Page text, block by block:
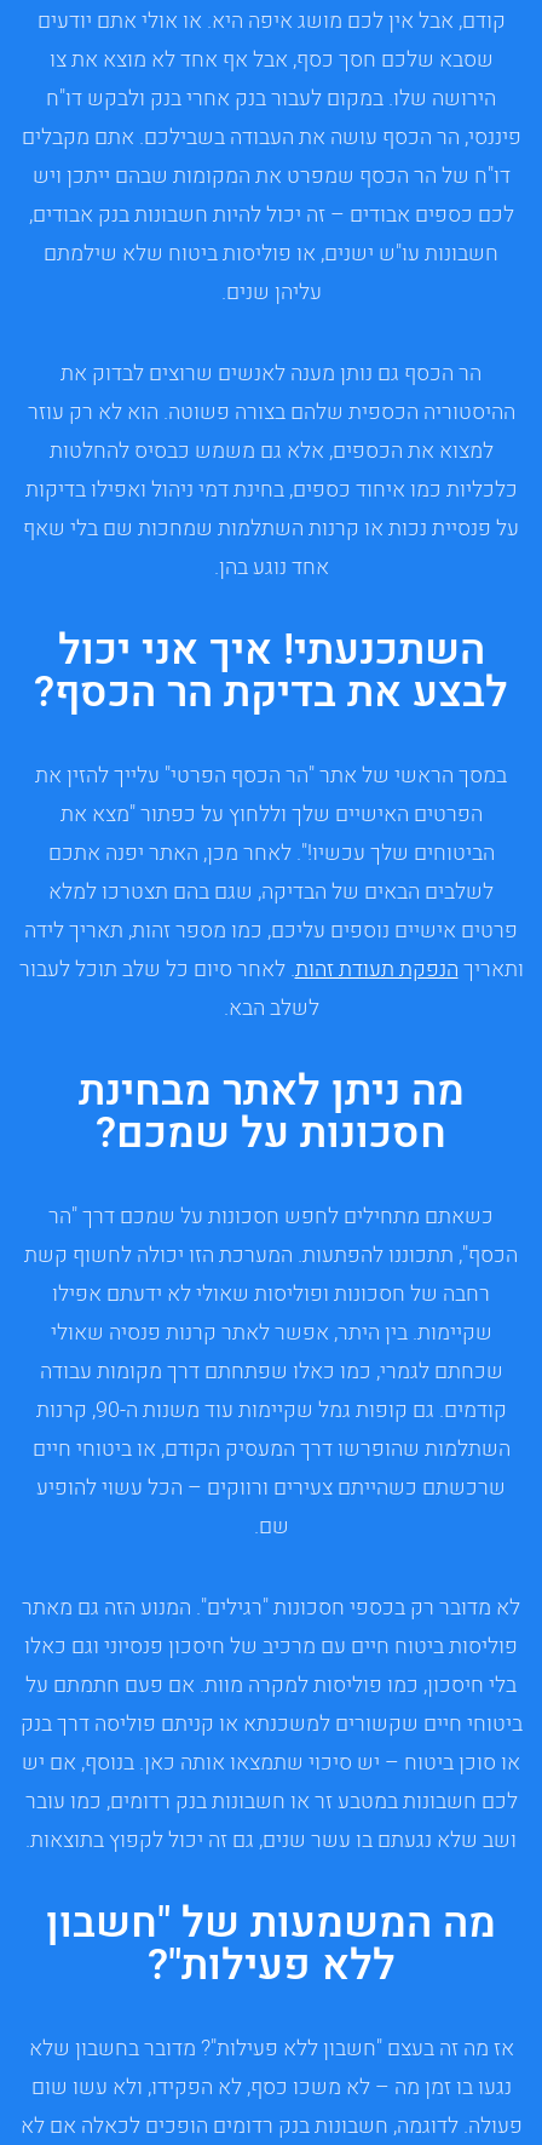
קודם, אבל אין לכם מושג איפה היא. או אולי אתם יודעים
שסבא שלכם חסך כסף, אבל אף אחד לא מוצא את צו
הירושה שלו. במקום לעבור בנק אחרי בנק ולבקש דו"ח
פיננסי, הר הכסף עושה את העבודה בשבילכם. אתם מקבלים
דו"ח של הר הכסף שמפרט את המקומות שבהם ייתכן ויש
לכם כספים אבודים – זה יכול להיות חשבונות בנק אבודים,
חשבונות עו"ש ישנים, או פוליסות ביטוח שלא שילמתם
עליהן שנים.
הר הכסף גם נותן מענה לאנשים שרוצים לבדוק את
ההיסטוריה הכספית שלהם בצורה פשוטה. הוא לא רק עוזר
למצוא את הכספים, אלא גם משמש כבסיס להחלטות
כלכליות כמו איחוד כספים, בחינת דמי ניהול ואפילו בדיקות
על פנסיית נכות או קרנות השתלמות שמחכות שם בלי שאף
אחד נוגע בהן.
השתכנעתי! איך אני יכול
לבצע את בדיקת הר הכסף?
במסך הראשי של אתר "הר הכסף הפרטי" עלייך להזין את
הפרטים האישיים שלך וללחוץ על כפתור "מצא את
הביטוחים שלך עכשיו!". לאחר מכן, האתר יפנה אתכם
לשלבים הבאים של הבדיקה, שגם בהם תצטרכו למלא
פרטים אישיים נוספים עליכם, כמו מספר זהות, תאריך לידה
ותאריךהנפקת תעודת זהות. לאחר סיום כל שלב תוכל לעבור
לשלב הבא.
מה ניתן לאתר מבחינת
חסכונות על שמכם?
כשאתם מתחילים לחפש חסכונות על שמכם דרך "הר
הכסף", תתכוננו להפתעות. המערכת הזו יכולה לחשוף קשת
רחבה של חסכונות ופוליסות שאולי לא ידעתם אפילו
שקיימות. בין היתר, אפשר לאתר קרנות פנסיה שאולי
שכחתם לגמרי, כמו כאלו שפתחתם דרך מקומות עבודה
קודמים. גם קופות גמל שקיימות עוד משנות ה-90, קרנות
השתלמות שהופרשו דרך המעסיק הקודם, או ביטוחי חיים
שרכשתם כשהייתם צעירים ורווקים – הכל עשוי להופיע
שם.
לא מדובר רק בכספי חסכונות "רגילים". המנוע הזה גם מאתר
פוליסות ביטוח חיים עם מרכיב של חיסכון פנסיוני וגם כאלו
בלי חיסכון, כמו פוליסות למקרה מוות. אם פעם חתמתם על
ביטוחי חיים שקשורים למשכנתא או קניתם פוליסה דרך בנק
או סוכן ביטוח – יש סיכוי שתמצאו אותה כאן. בנוסף, אם יש
לכם חשבונות במטבע זר או חשבונות בנק רדומים, כמו עובר
ושב שלא נגעתם בו עשר שנים, גם זה יכול לקפוץ בתוצאות.
מה המשמעות של "חשבון
ללא פעילות"?
אז מה זה בעצם "חשבון ללא פעילות"? מדובר בחשבון שלא
נגעו בו זמן מה – לא משכו כסף, לא הפקידו, ולא עשו שום
פעולה. לדוגמה, חשבונות בנק רדומים הופכים לכאלה אם לא